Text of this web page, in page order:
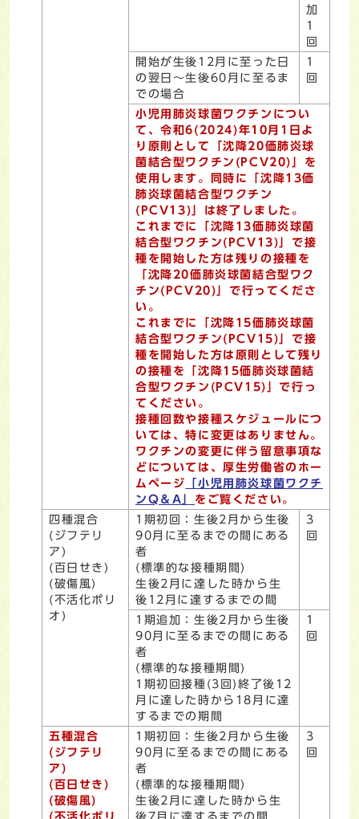
加
1
回
開始が生後12月に至った日
の翌日～生後60月に至るま
での場合
1
回
小児用肺炎球菌ワクチンについ
て、令和6(2024)年10月1日よ
り原則として「沈降20価肺炎球
菌結合型ワクチン(PCV20)」を
使用します。同時に「沈降13価
肺炎球菌結合型ワクチン
(PCV13)」は終了しました。
これまでに「沈降13価肺炎球菌
結合型ワクチン(PCV13)」で接
種を開始した方は残りの接種を
「沈降20価肺炎球菌結合型ワク
チン(PCV20)」で行ってくださ
い。
これまでに「沈降15価肺炎球菌
結合型ワクチン(PCV15)」で接
種を開始した方は原則として残り
の接種を「沈降15価肺炎球菌結
合型ワクチン(PCV15)」で行っ
てください。
接種回数や接種スケジュールにつ
いては、特に変更はありません。
ワクチンの変更に伴う留意事項な
どについては、厚生労働省のホー
ムページ
「小児用肺炎球菌ワクチ
ンQ＆A」 をご覧ください。
四種混合
(ジフテリ
ア)
(百日せき)
(破傷風)
(不活化ポリ
オ)
1期初回：生後2月から生後
90月に至るまでの間にある
者
(標準的な接種期間)
生後2月に達した時から生
後12月に達するまでの間
3
回
1期追加：生後2月から生後
90月に至るまでの間にある
者
(標準的な接種期間)
1期初回接種(3回)終了後12
月に達した時から18月に達
するまでの期間
1
回
五種混合
(ジフテリ
ア)
(百日せき)
(破傷風)
(不活化ポリ
1期初回：生後2月から生後
90月に至るまでの間にある
者
(標準的な接種期間)
生後2月に達した時から生
後7月に達するまでの間
3
回